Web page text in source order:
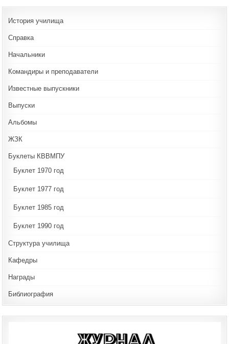
История училища
Справка
Начальники
Командиры и преподаватели
Известные выпускники
Выпуски
Альбомы
ЖЗК
Буклеты КВВМПУ
Буклет 1970 год
Буклет 1977 год
Буклет 1985 год
Буклет 1990 год
Структура училища
Кафедры
Награды
Библиография